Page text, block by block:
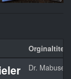
Orginaltitel
Dr. Mabuse,